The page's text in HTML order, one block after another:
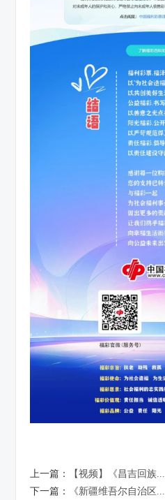
上一篇：
【视频】《昌吉回族...
下一篇：
《新疆维吾尔自治区...